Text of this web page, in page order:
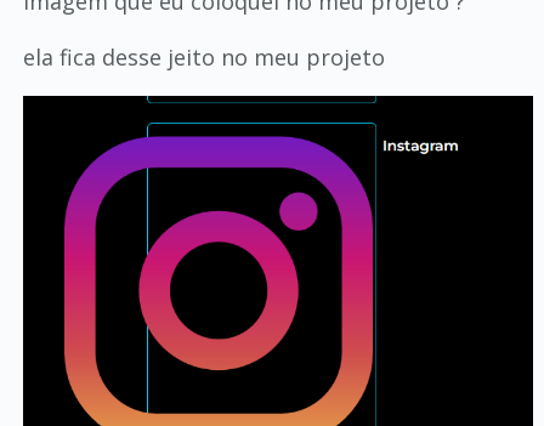
ela fica desse jeito no meu projeto